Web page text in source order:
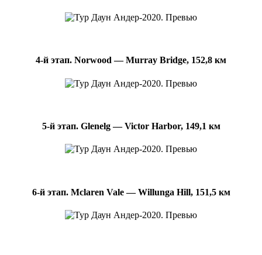
4-й этап. Norwood — Murray Bridge, 152,8 км
5-й этап. Glenelg — Victor Harbor, 149,1 км
6-й этап. Mclaren Vale — Willunga Hill, 151,5 км